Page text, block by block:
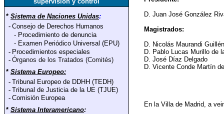
* Sistema de Naciones Unidas:
- Consejo de Derechos Humanos
- Procedimiento de denuncia
- Examen Periódico Universal (EPU)
- Procedimientos especiales
- Órganos de los Tratados (Comités)
* Sistema Europeo:
- Tribunal Europeo de DDHH (TEDH)
- Tribunal de Justicia de la UE (TJUE)
- Comisión Europea
* Sistema Interamericano:
D. Juan José González
Magistrados:
D. Nicolás Maurandi Guillén
D. Pablo Lucas Murillo de
D. José Díaz Delgado
D. Vicente Conde Martín
En la Villa de Madrid, a